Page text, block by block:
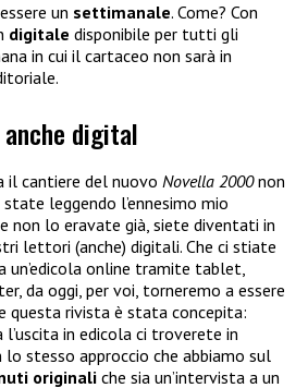
un settimanale. Come? Con
digitale disponibile per tutti gli
in cui il cartaceo non sarà in
digital
il cantiere del nuovo Novella 2000non
state leggendo l’ennesimo mio
non lo eravate già, siete diventati in
lettori (anche) digitali. Che ci stiate
un’edicola online tramite tablet,
da oggi, per voi, torneremo a essere
questa rivista è stata concepita:
in edicola ci troverete in
lo stesso approccio che abbiamo sul
originali che sia un’intervista a un